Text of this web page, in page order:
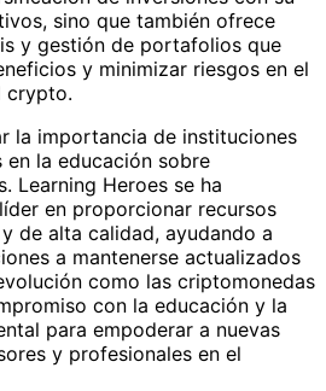
sino que también ofrece
y gestión de portafolios que
y minimizar riesgos en el
crypto.
la importancia de instituciones
en la educación sobre
Learning Heroes se ha
en proporcionar recursos
de alta calidad, ayudando a
a mantenerse actualizados
como las criptomonedas
con la educación y la
para empoderar a nuevas
y profesionales en el